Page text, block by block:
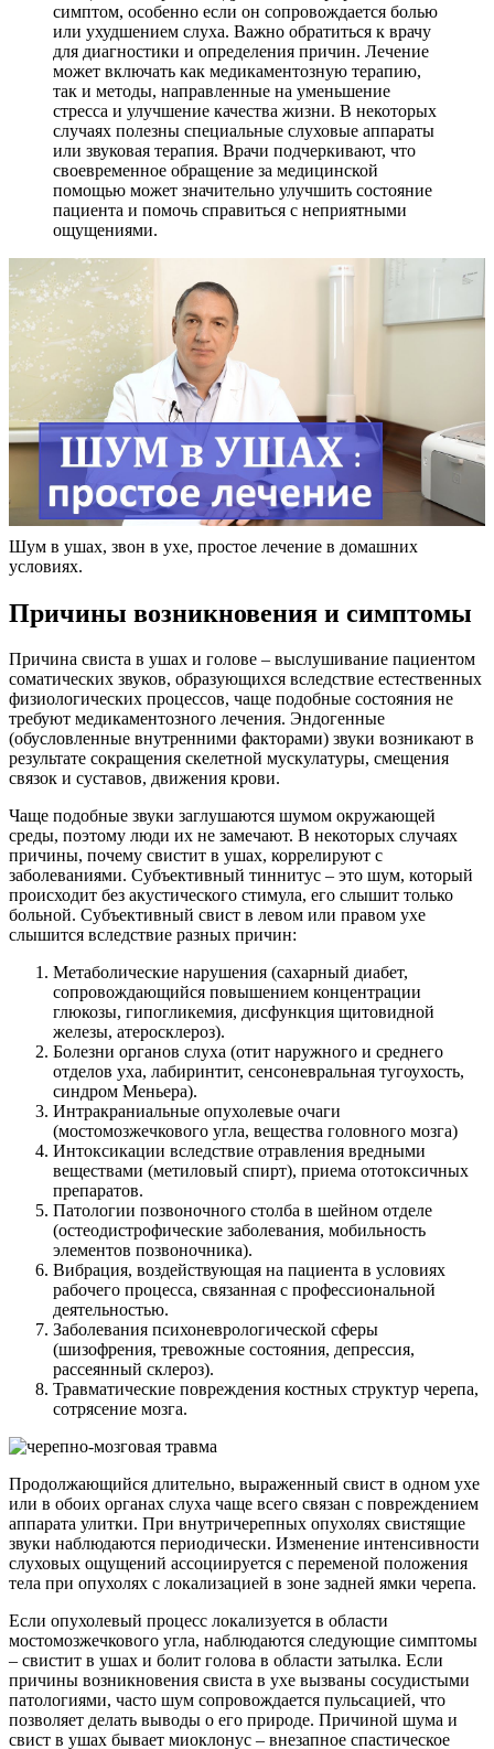
симптом, особенно если он сопровождается болью
или ухудшением слуха. Важно обратиться к врачу
для диагностики и определения причин. Лечение
может включать как медикаментозную терапию,
так и методы, направленные на уменьшение
стресса и улучшение качества жизни. В некоторых
случаях полезны специальные слуховые аппараты
или звуковая терапия. Врачи подчеркивают, что
своевременное обращение за медицинской
помощью может значительно улучшить состояние
пациента и помочь справиться с неприятными
ощущениями.
Шум в ушах, звон в ухе, простое лечение в домашних
условиях.
Причины возникновения и симптомы
Причина свиста в ушах и голове – выслушивание пациентом
соматических звуков, образующихся вследствие естественных
физиологических процессов, чаще подобные состояния не
требуют медикаментозного лечения. Эндогенные
(обусловленные внутренними факторами) звуки возникают в
результате сокращения скелетной мускулатуры, смещения
связок и суставов, движения крови.
Чаще подобные звуки заглушаются шумом окружающей
среды, поэтому люди их не замечают. В некоторых случаях
причины, почему свистит в ушах, коррелируют с
заболеваниями. Субъективный тиннитус – это шум, который
происходит без акустического стимула, его слышит только
больной. Субъективный свист в левом или правом ухе
слышится вследствие разных причин:
Метаболические нарушения (сахарный диабет,
сопровождающийся повышением концентрации
глюкозы, гипогликемия, дисфункция щитовидной
железы, атеросклероз).
Болезни органов слуха (отит наружного и среднего
отделов уха, лабиринтит, сенсоневральная тугоухость,
синдром Меньера).
Интракраниальные опухолевые очаги
(мостомозжечкового угла, вещества головного мозга)
Интоксикации вследствие отравления вредными
веществами (метиловый спирт), приема ототоксичных
препаратов.
Патологии позвоночного столба в шейном отделе
(остеодистрофические заболевания, мобильность
элементов позвоночника).
Вибрация, воздействующая на пациента в условиях
рабочего процесса, связанная с профессиональной
деятельностью.
Заболевания психоневрологической сферы
(шизофрения, тревожные состояния, депрессия,
рассеянный склероз).
Травматические повреждения костных структур черепа,
сотрясение мозга.
Продолжающийся длительно, выраженный свист в одном ухе
или в обоих органах слуха чаще всего связан с повреждением
аппарата улитки. При внутричерепных опухолях свистящие
звуки наблюдаются периодически. Изменение интенсивности
слуховых ощущений ассоциируется с переменой положения
тела при опухолях с локализацией в зоне задней ямки черепа.
Если опухолевый процесс локализуется в области
мостомозжечкового угла, наблюдаются следующие симптомы
– свистит в ушах и болит голова в области затылка. Если
причины возникновения свиста в ухе вызваны сосудистыми
патологиями, часто шум сопровождается пульсацией, что
позволяет делать выводы о его природе. Причиной шума и
свист в ушах бывает миоклонус – внезапное спастическое